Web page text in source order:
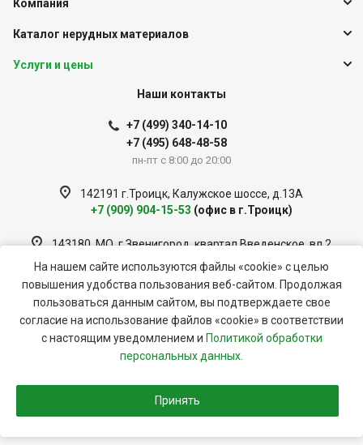
Компания
Каталог нерудных материалов
Услуги и цены
Наши контакты
+7 (499) 340-14-10
+7 (495) 648-48-58
пн-пт с 8:00 до 20:00
142191 г.Троицк, Калужское шоссе, д.13А
+7 (909) 904-15-53 (офис в г.Троицк)
143180, МО, г.Звенигород, квартал Введенское, вл 2
+7 (909) 951-33-56
(офис в г.Звенигород)
© 2026 ООО «Строительная Система»
Политика обработки персональных данных
Разработка и продвижение сайта
На нашем сайте используются файлы «cookie» с целью
повышения удобства пользования веб-сайтом. Продолжая
пользоваться данным сайтом, вы подтверждаете свое
согласие на использование файлов «cookie» в соответствии
с настоящим уведомлением и Политикой обработки
персональных данных.
Принять